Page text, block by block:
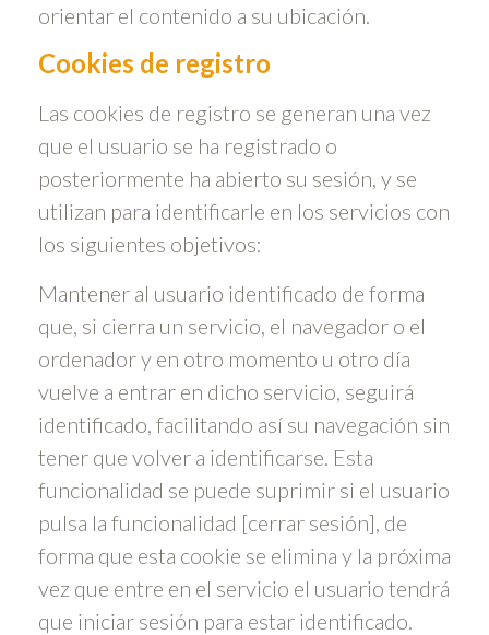
orientar el contenido a su ubicación.
Cookies de registro
Las cookies de registro se generan una vez
que el usuario se ha registrado o
posteriormente ha abierto su sesión, y se
utilizan para identificarle en los servicios con
los siguientes objetivos:
Mantener al usuario identificado de forma
que, si cierra un servicio, el navegador o el
ordenador y en otro momento u otro día
vuelve a entrar en dicho servicio, seguirá
identificado, facilitando así su navegación sin
tener que volver a identificarse. Esta
funcionalidad se puede suprimir si el usuario
pulsa la funcionalidad [cerrar sesión], de
forma que esta cookie se elimina y la próxima
vez que entre en el servicio el usuario tendrá
que iniciar sesión para estar identificado.